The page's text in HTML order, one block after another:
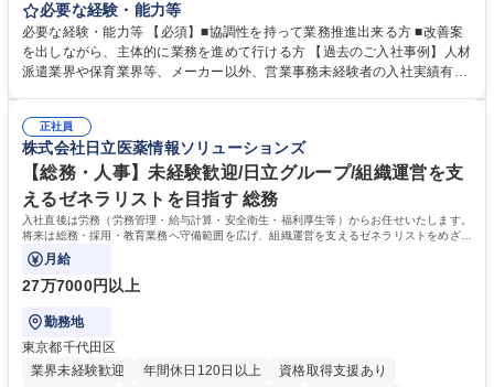
の作成・カタログ送付・来客対応・営業所内で発生する事務業務や業務改
善をお任せ。 【教育制度】ご入社後、育成担当とペアになりながらOJTに
て業務を覚えていただくことが可能です。業務システムがきちんと構築さ
れているため、スムーズに仕事に慣れることができる環境です。また、
募集職種 【大阪・京都・滋賀】営業事務 ※未経験可
必要な経験・能力等
必要な経験・能力等 【必須】■協調性を持って業務推進出来る方 ■改善案
を出しながら、主体的に業務を進めて行ける方 【過去のご入社事例】人材
派遣業界や保育業界等、メーカー以外、営業事務未経験者の入社実績有
えて、お客様や社員の状況に合わせ、能動的なサポート、改善の動きも期
待され。組織を支えるスペシャリストとして、チームに貢献し、結果的に
社員から頼られる存在になることができます。平均19:30の退勤以降の業
務の持ち帰りも禁止されており、メリハリのある働き方となります。 学
歴・資格 学歴：大学院 大学 高専 短大 語学力： 資格：
正社員
株式会社日立医薬情報ソリューションズ
【総務・人事】未経験歓迎/日立グループ/組織運営を支
えるゼネラリストを目指す 総務
入社直後は労務（労務管理・給与計算・安全衛生・福利厚生等）からお任せいたします。
将来は総務・採用・教育業務へ守備範囲を広げ、組織運営を支えるゼネラリストをめざせ
ます。
月給
27万7000円以上
勤務地
東京都千代田区
業界未経験歓迎
年間休日120日以上 資格取得支援あり